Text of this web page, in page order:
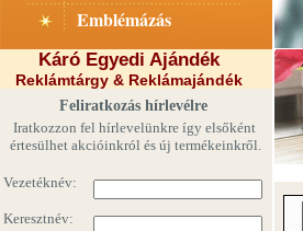
Emblémázás
Káró Egyedi Ajándék
Reklámtárgy & Reklámajándék
Feliratkozás hírlevélre
Iratkozzon fel hírlevelünkre így elsőként
értesülhet akcióinkról és új termékeinkről.